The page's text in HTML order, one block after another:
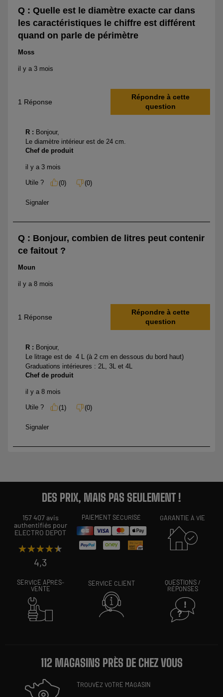
DES PRIX, MAIS PAS SEULEMENT !
157 407 avis
authentifiés pour
ELECTRO DEPOT
★★★★★
★★★★★
4,3
PAIEMENT SÉCURISÉ GARANTIE À VIE
SERVICE APRÈS-
VENTE
SERVICE CLIENT
QUESTIONS /
RÉPONSES
112 MAGASINS PRÈS DE CHEZ VOUS
TROUVEZ VOTRE MAGASIN